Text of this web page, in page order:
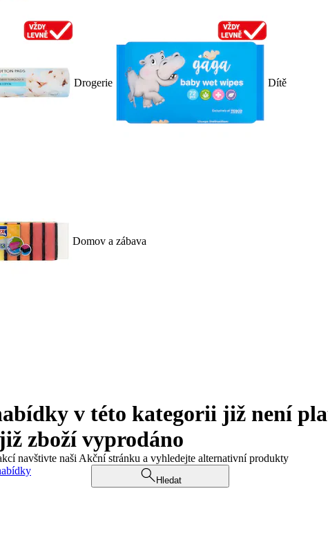
Drogerie Dítě
Domov a zábava
v této kategorii již není
již zboží vyprodáno
navštivte naši Akční stránku a vyhledejte alternativní produkty
Hledat